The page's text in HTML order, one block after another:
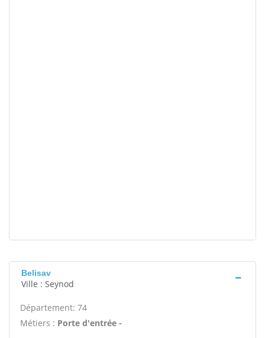
Belisav
Ville : Seynod
Département: 74
Métiers : Porte d'entrée -